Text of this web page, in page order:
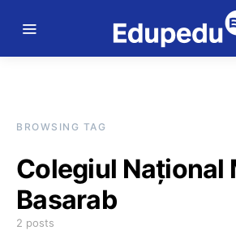
BROWSING TAG
Colegiul Național
Basarab
2 posts